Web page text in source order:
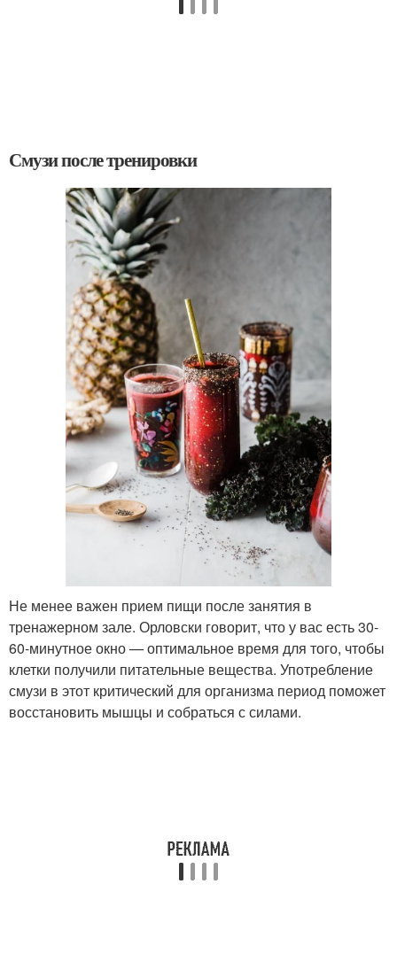
Смузи после тренировки
Не менее важен прием пищи после занятия в
тренажерном зале. Орловски говорит, что у вас есть 30-
60-минутное окно — оптимальное время для того, чтобы
клетки получили питательные вещества. Употребление
смузи в этот критический для организма период поможет
восстановить мышцы и собраться с силами.